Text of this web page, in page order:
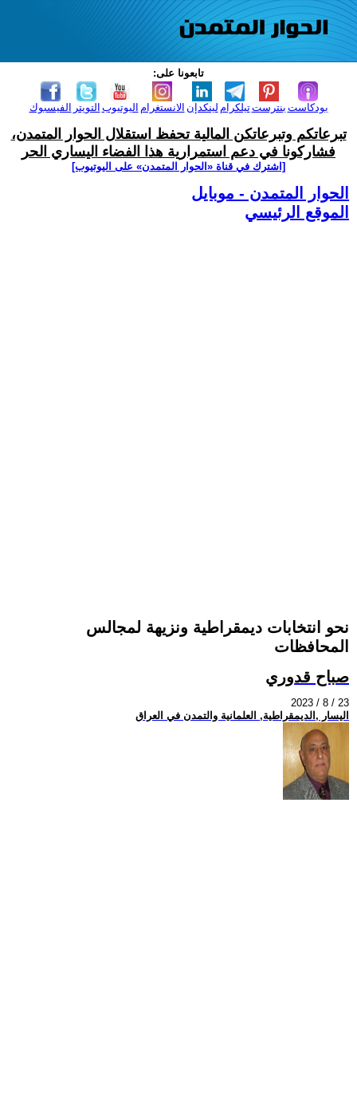
تابعونا على:
الفيسبوك التويتر اليوتيوب الانستغرام لينكدإن تيلكرامبنترست بودكاست
تبرعاتكم وتبرعاتكن المالية تحفظ استقلال الحوار المتمدن،
فشاركونا في دعم استمرارية هذا الفضاء اليساري الحر
[اشترك في قناة ‫«الحوار المتمدن» على اليوتيوب]
الحوار المتمدن - موبايل
الموقع الرئيسي
نحو انتخابات ديمقراطية ونزيهة لمجالس
المحافظات
صباح قدوري
2023 / 8 / 23
اليسار ,الديمقراطية, العلمانية والتمدن في العراق